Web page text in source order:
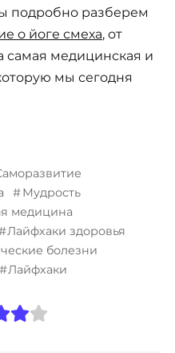
подробно разберем
о йоге смеха, от
самая медицинская и
мы сегодня
Мудрость
медицина
Лайфхаки здоровья
болезни
Лайфхаки